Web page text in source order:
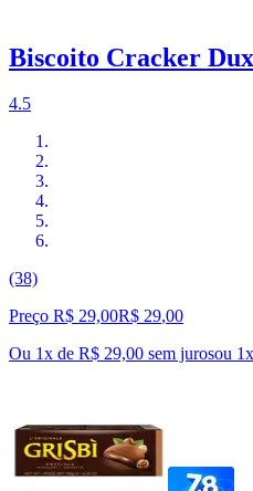
Biscoito Cracker
4.5
(38)
Preço R$ 29,00R$ 29,00
Ou 1x de R$ 29,00 sem jurosou 1